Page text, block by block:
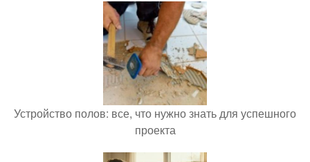
Устройство полов: все, что нужно знать для успешного
проекта